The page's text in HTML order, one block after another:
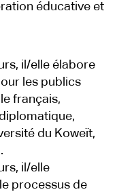
éducative et
il/elle élabore
les publics
français,
du Koweït,
il/elle
processus de